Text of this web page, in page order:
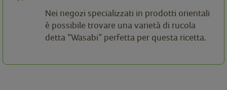
Nei negozi specializzati in prodotti orientali
è possibile trovare una varietà di rucola
detta “Wasabi” perfetta per questa ricetta.